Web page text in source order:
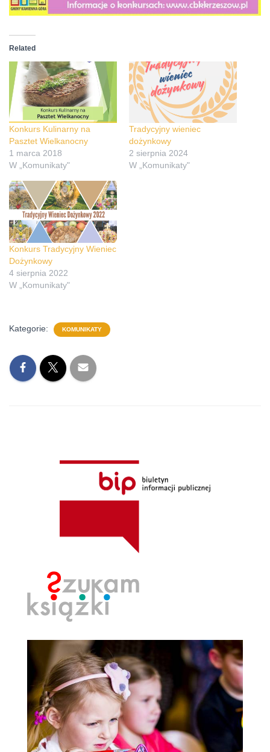
Related
Konkurs Kulinarny na
Pasztet Wielkanocny
1 marca 2018
W „Komunikaty"
Tradycyjny wieniec
dożynkowy
2 sierpnia 2024
W „Komunikaty"
Konkurs Tradycyjny Wieniec
Dożynkowy
4 sierpnia 2022
W „Komunikaty"
Kategorie: KOMUNIKATY